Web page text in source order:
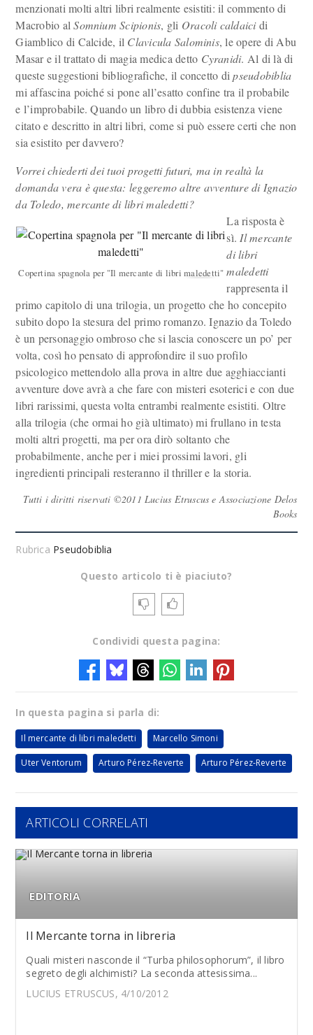
menzionati molti altri libri realmente esistiti: il commento di
Macrobio alSomnium Scipionis, gli Oracoli caldaicidi
Giamblico di Calcide, il Clavicula Salominis, le opere di Abu
Masar e il trattato di magia medica detto Cyranidi. Al di là di
queste suggestioni bibliografiche, il concetto dipseudobiblia
mi affascina poiché si pone all’esatto confine tra il probabile
e l’improbabile. Quando un libro di dubbia esistenza viene
citato e descritto in altri libri, come si può essere certi che non
sia esistito per davvero?
Vorrei chiederti dei tuoi progetti futuri, ma in realtà la
domanda vera è questa: leggeremo altre avventure di Ignazio
da Toledo, mercante di libri maledetti?
Copertina spagnola per "Il mercante di libri maledetti"
La risposta è
sì. Il mercante
di libri
maledetti
rappresenta il
primo capitolo di una trilogia, un progetto che ho concepito
subito dopo la stesura del primo romanzo. Ignazio da Toledo
è un personaggio ombroso che si lascia conoscere un po’ per
volta, così ho pensato di approfondire il suo profilo
psicologico mettendolo alla prova in altre due agghiaccianti
avventure dove avrà a che fare con misteri esoterici e con due
libri rarissimi, questa volta entrambi realmente esistiti. Oltre
alla trilogia (che ormai ho già ultimato) mi frullano in testa
molti altri progetti, ma per ora dirò soltanto che
probabilmente, anche per i miei prossimi lavori, gli
ingredienti principali resteranno il thriller e la storia.
Tutti i diritti riservati ©2011 Lucius Etruscus e Associazione Delos
Books
Rubrica Pseudobiblia
Questo articolo ti è piaciuto?
Condividi questa pagina:
In questa pagina si parla di:
Il mercante di libri maledetti Marcello Simoni
Uter Ventorum Arturo Pérez-Reverte Arturo Pérez-Reverte
ARTICOLI CORRELATI
EDITORIA
Il Mercante torna in libreria
Quali misteri nasconde il “Turba philosophorum”, il libro
segreto degli alchimisti? La seconda attesissima...
LUCIUS ETRUSCUS, 4/10/2012